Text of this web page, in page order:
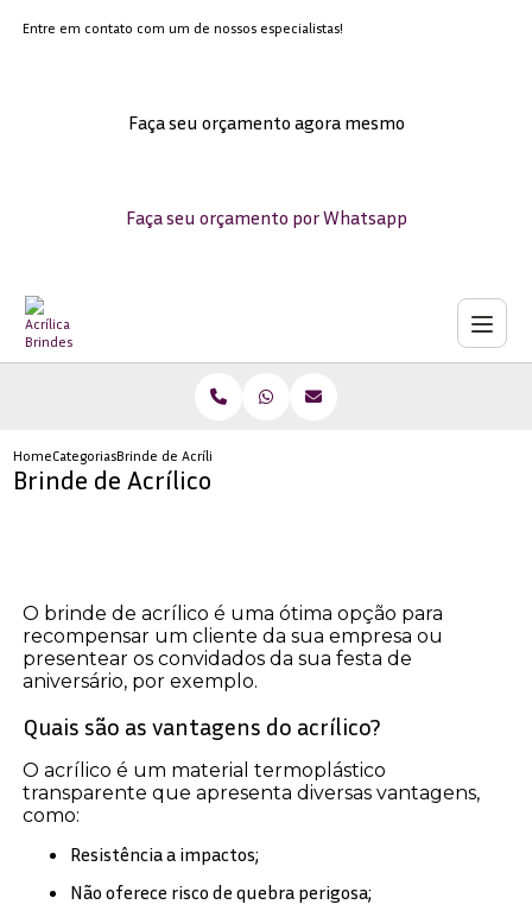
Entre em contato com um de nossos especialistas!
Faça seu orçamento agora mesmo
Faça seu orçamento por Whatsapp
HomeCategoriasBrinde de Acrílico
Brinde de Acrílico
O brinde de acrílico é uma ótima opção para
recompensar um cliente da sua empresa ou
presentear os convidados da sua festa de
aniversário, por exemplo.
Quais são as vantagens do acrílico?
O acrílico é um material termoplástico
transparente que apresenta diversas vantagens,
como:
Resistência a impactos;
Não oferece risco de quebra perigosa;